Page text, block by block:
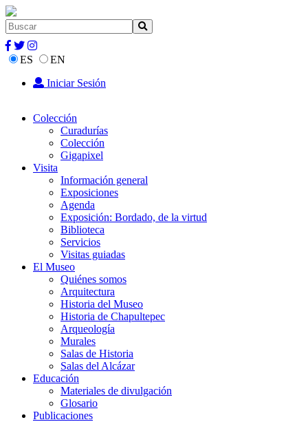
ES
EN
Iniciar Sesión
Colección
Curadurías
Colección
Gigapixel
Visita
Información general
Exposiciones
Agenda
Exposición: Bordado, de la virtud
Biblioteca
Servicios
Visitas guiadas
El Museo
Quiénes somos
Arquitectura
Historia del Museo
Historia de Chapultepec
Arqueología
Murales
Salas de Historia
Salas del Alcázar
Educación
Materiales de divulgación
Glosario
Publicaciones